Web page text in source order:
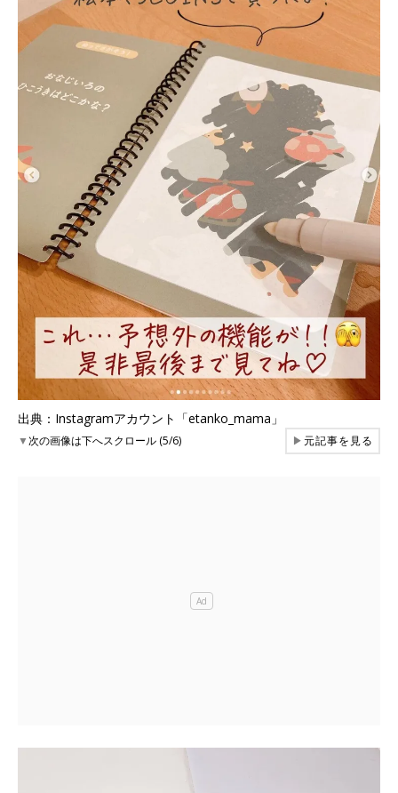
出典：Instagramアカウント「etanko_mama」
▼次の画像は下へスクロール (5/6) ▶元記事を見る